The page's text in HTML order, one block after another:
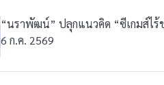
“นราพัฒน์” ปลุกแนวคิด “ซีเกมส์ไ
6 ก.ค. 2569